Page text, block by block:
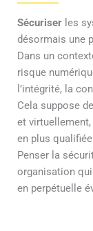
Sécuriser les
désormais une
Dans un
risque
l’intégrité, la
Cela suppose
et
en plus
Penser la
organisation qui
en perpétuelle